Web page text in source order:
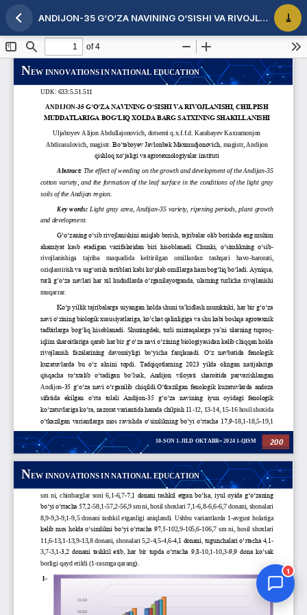
Maqola tafsilotlariga qaytish ANDIJON-35 G‘O‘ZA NAVINING O‘SISHI VA RIVOJLANISHI, CHILPISH MUDDATLARIGA BOG‘LIQ XOLDA BARG SATXINING SHAKILLANISHI
1
Onlayn